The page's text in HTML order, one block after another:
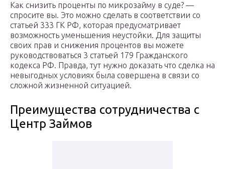
Как снизить проценты по микрозайму в суде? —
спросите вы. Это можно сделать в соответствии со
статьей 333 ГК РФ, которая предусматривает
возможность уменьшения неустойки. Для защиты
своих прав и снижения процентов вы можете
руководствоваться 3 статьей 179 Гражданского
кодекса РФ. Правда, тут нужно доказать что сделка на
невыгодных условиях была совершена в связи со
сложной жизненной ситуацией.
Преимущества сотрудничества с
Центр Займов